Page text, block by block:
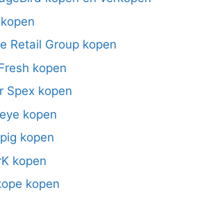
Retail Group kopen
kopen
Spex kopen
kopen
kopen
kopen
kopen